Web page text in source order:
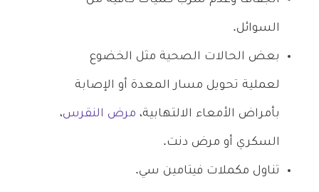
السوائل.
بعض الحالات الصحية مثل الخضوع
لعملية تحويل مسار المعدة أو الإصابة
بأمراض الأمعاء الالتهابية، مرض النقرس،
السكري أو مرض دنت.
تناول مكملات فيتامين سي.